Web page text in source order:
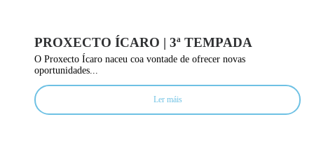
PROXECTO ÍCARO | 3ª TEMPADA
O Proxecto Ícaro naceu coa vontade de ofrecer novas
oportunidades...
Ler máis